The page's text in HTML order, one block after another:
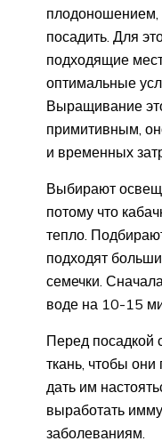
плодоношением,
посадить. Для
подходящие
оптимальные
Выращивание
примитивным,
и временных
Выбирают
потому что
тепло.
подходят
семечки.
воде на 10-15
Перед посадкой
ткань, чтобы
дать им
выработать
заболеваниям.